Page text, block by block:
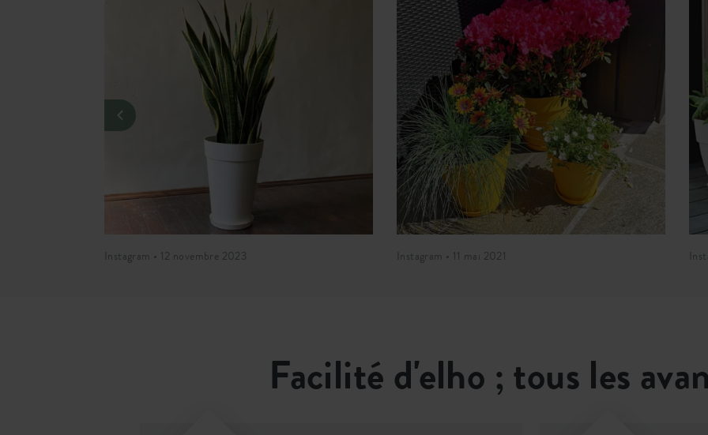
Instagram • 12 novembre 2023 Instagram • 11 mai 2021
Facilité d'elho ; tous les